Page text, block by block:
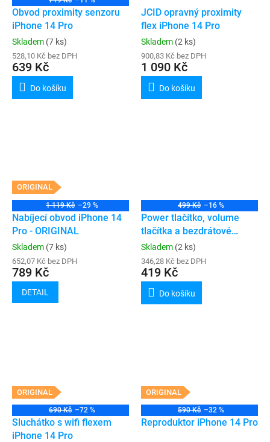
Obvod proximity senzoru
iPhone 14 Pro
Skladem (7 ks)
528,10 Kč bez DPH
639 Kč
Do košíku
JCID opravný proximity
flex iPhone 14 Pro
Skladem (2 ks)
900,83 Kč bez DPH
1 090 Kč
Do košíku
ORIGINAL
1 119 Kč –29 %
Nabíjecí obvod iPhone 14
Pro - ORIGINAL
Skladem (7 ks)
652,07 Kč bez DPH
789 Kč
DETAIL
499 Kč –16 %
Power tlačítko, volume
tlačítka a bezdrátové
nabíjení iPhone 14 Pro
Skladem (2 ks)
346,28 Kč bez DPH
419 Kč
Do košíku
ORIGINAL
690 Kč –72 %
Sluchátko s wifi flexem
iPhone 14 Pro
ORIGINAL
590 Kč –32 %
Reproduktor iPhone 14 Pro